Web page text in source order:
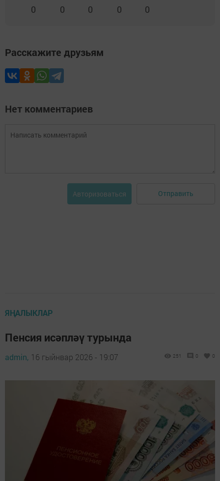
0 0 0 0 0
Расскажите друзьям
Нет комментариев
Авторизоваться Отправить
ЯҢАЛЫКЛАР
Пенсия исәпләү турында
admin, 16 гыйнвар 2026 - 19:07 251 0 0